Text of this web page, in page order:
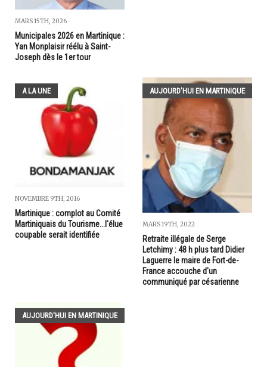
MARS 15TH, 2026
Municipales 2026 en Martinique :
Yan Monplaisir réélu à Saint-
Joseph dès le 1er tour
A LA UNE
NOVEMBRE 9TH, 2016
Martinique : complot au Comité
Martiniquais du Tourisme...l'élue
coupable serait identifiée
AUJOURD'HUI EN MARTINIQUE
MARS 19TH, 2022
Retraite illégale de Serge
Letchimy : 48 h plus tard Didier
Laguerre le maire de Fort-de-
France accouche d'un
communiqué par césarienne
AUJOURD'HUI EN MARTINIQUE